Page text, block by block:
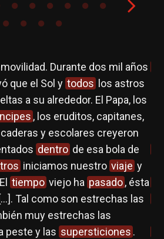
Durante dos mil años
que el Sol y todos
los astros
a su alrededor. El Papa, los
, los eruditos, capitanes,
y escolares creyeron
dentro de esa bola de
iniciamos nuestro viaje y
tiempo viejo ha pasado, ésta
[…]. Tal como son estrechas las
muy estrechas las
peste y las supersticiones .